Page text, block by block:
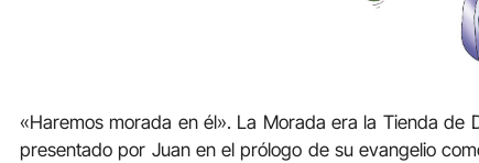
«Haremos morada en él». La Morada era la Tienda de
presentado por Juan en el prólogo de su evangelio